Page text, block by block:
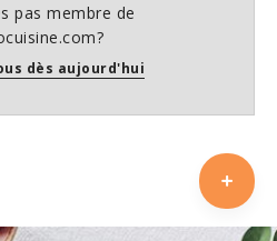
pas membre de
dès aujourd'hui